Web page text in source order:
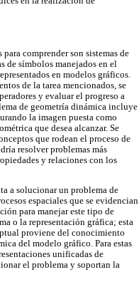
comprender son sistemas de
de símbolos manejados en el
en modelos gráficos.
de la tarea mencionados, se
y evaluar el progreso a
de geometría dinámica incluye
la imagen puesta como
que desea alcanzar. Se
que rodean el proceso de
resolver problemas más
y relaciones con los
a solucionar un problema de
espaciales que se evidencian
para manejar este tipo de
o la representación gráfica; esta
proviene del conocimiento
del modelo gráfico. Para estas
unificadas de
el problema y soportan la